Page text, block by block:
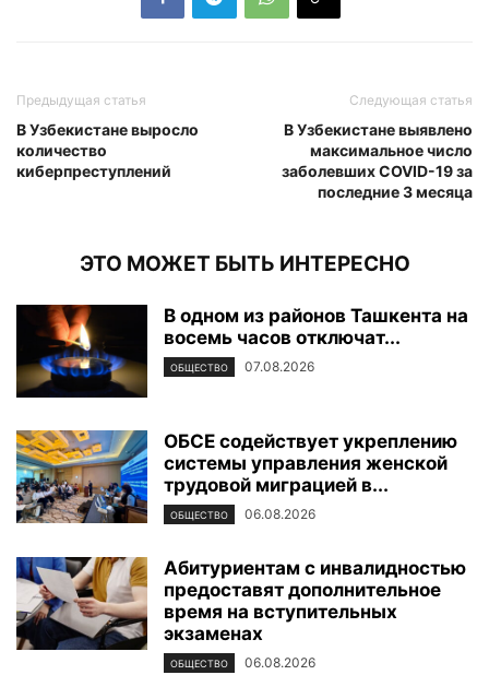
Предыдущая статья
В Узбекистане выросло
количество
киберпреступлений
Следующая статья
В Узбекистане выявлено
максимальное число
заболевших COVID-19 за
последние 3 месяца
ЭТО МОЖЕТ БЫТЬ ИНТЕРЕСНО
В одном из районов Ташкента на
восемь часов отключат...
ОБЩЕСТВО 07.08.2026
ОБСЕ содействует укреплению
системы управления женской
трудовой миграцией в...
ОБЩЕСТВО 06.08.2026
Абитуриентам с инвалидностью
предоставят дополнительное
время на вступительных
экзаменах
ОБЩЕСТВО 06.08.2026